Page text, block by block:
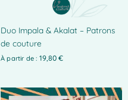
Duo Impala & Akalat – Patrons
de couture
À partir de : 19,80 €
sur
la
page
Ce